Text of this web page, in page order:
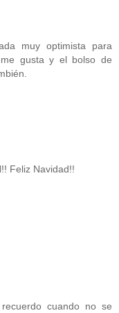
muy optimista para
gusta y el bolso de
Feliz Navidad!!
cuando no se